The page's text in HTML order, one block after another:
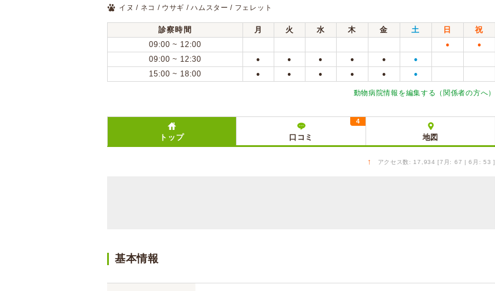
イヌ / ネコ / ウサギ / ハムスター / フェレット
診察時間 月 火 水 木 金 土 日
祝
09:00 ~ 12:00
● ●
09:00 ~ 12:30 ● ● ● ● ● ●
15:00 ~ 18:00 ● ● ● ● ● ●
動物病院情報を編集する（関係者の方へ）
トップ 口コミ
4
地図
↑ アクセス数: 17,934 [7月: 67 | 6月: 53 ]
基本情報